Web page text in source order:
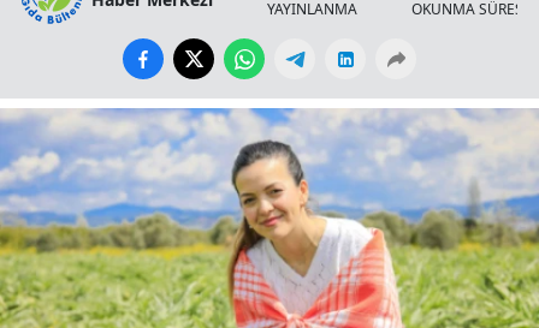
YAYINLANMA
OKUNMA SÜRESİ